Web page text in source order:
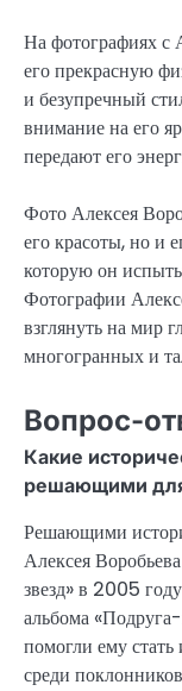
На фотографиях с
его прекрасную
и безупречный
внимание на его
передают его
Фото Алексея
его красоты, но и
которую он
Фотографии
взглянуть на мир
многогранных и
Вопрос-
Какие
решающими
Решающими
Алексея
звезд» в 2005
альбома
помогли ему
среди